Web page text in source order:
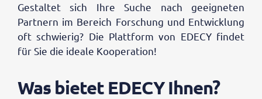
Gestaltet sich Ihre Suche nach geeigneten
Partnern im Bereich Forschung und Entwicklung
oft schwierig? Die Plattform von EDECY findet
für Sie die ideale Kooperation!
Was bietet EDECY Ihnen?